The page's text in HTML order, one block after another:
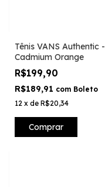
Tênis VANS Authentic -
Cadmium Orange
R$199,90
R$189,91 com Boleto
12 x de R$20,34
Comprar